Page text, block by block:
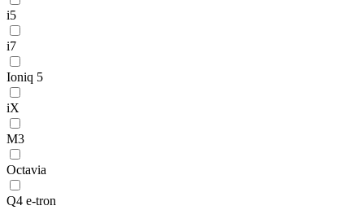
i5
i7
Ioniq 5
iX
M3
Octavia
Q4 e-tron